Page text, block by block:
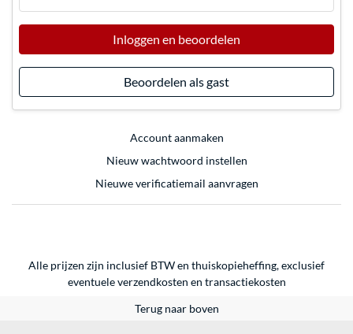
Inloggen en beoordelen
Beoordelen als gast
Account aanmaken
Nieuw wachtwoord instellen
Nieuwe verificatiemail aanvragen
Alle prijzen zijn inclusief BTW en thuiskopieheffing, exclusief
eventueleverzendkosten en transactiekosten
Terug naar boven